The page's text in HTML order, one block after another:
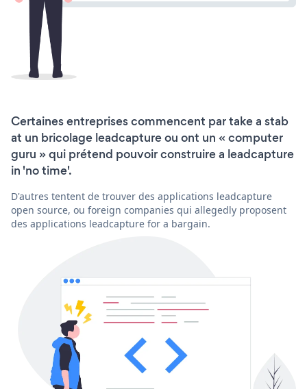
Certaines entreprises commencent par take a stab
at un bricolage leadcapture ou ont un « computer
guru » qui prétend pouvoir construire a leadcapture
in 'no time'.
D'autres tentent de trouver des applications leadcapture
open source, ou foreign companies qui allegedly proposent
des applications leadcapture for a bargain.